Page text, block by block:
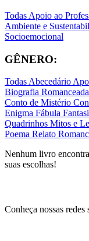
Todas Apoio ao
Ambiente e
Socioemocional
GÊNERO:
TodasAbecedário
Biografia Romanceada
Conto de Mistério
Enigma Fábula
Quadrinhos Mitos e
Poema Relato
Nenhum livro
suas escolhas!
Conheça nossas redes